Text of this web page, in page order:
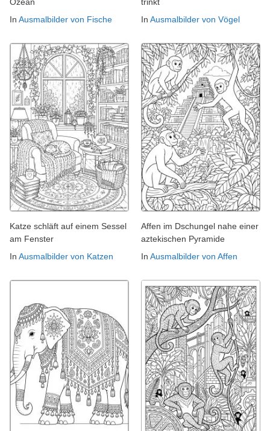
In Ausmalbilder von Fische
In Ausmalbilder von Vögel
Katze schläft auf einem Sessel
am Fenster
In Ausmalbilder von Katzen
Affen im Dschungel nahe einer
aztekischen Pyramide
In Ausmalbilder von Affen